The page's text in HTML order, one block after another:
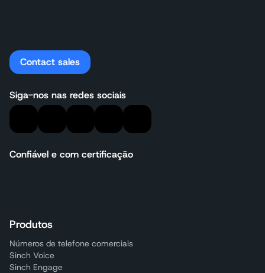
Contact sales
Siga-nos nas redes sociais
Confiável e com certificação
Produtos
Números de telefone comerciais
Sinch Voice
Sinch Engage